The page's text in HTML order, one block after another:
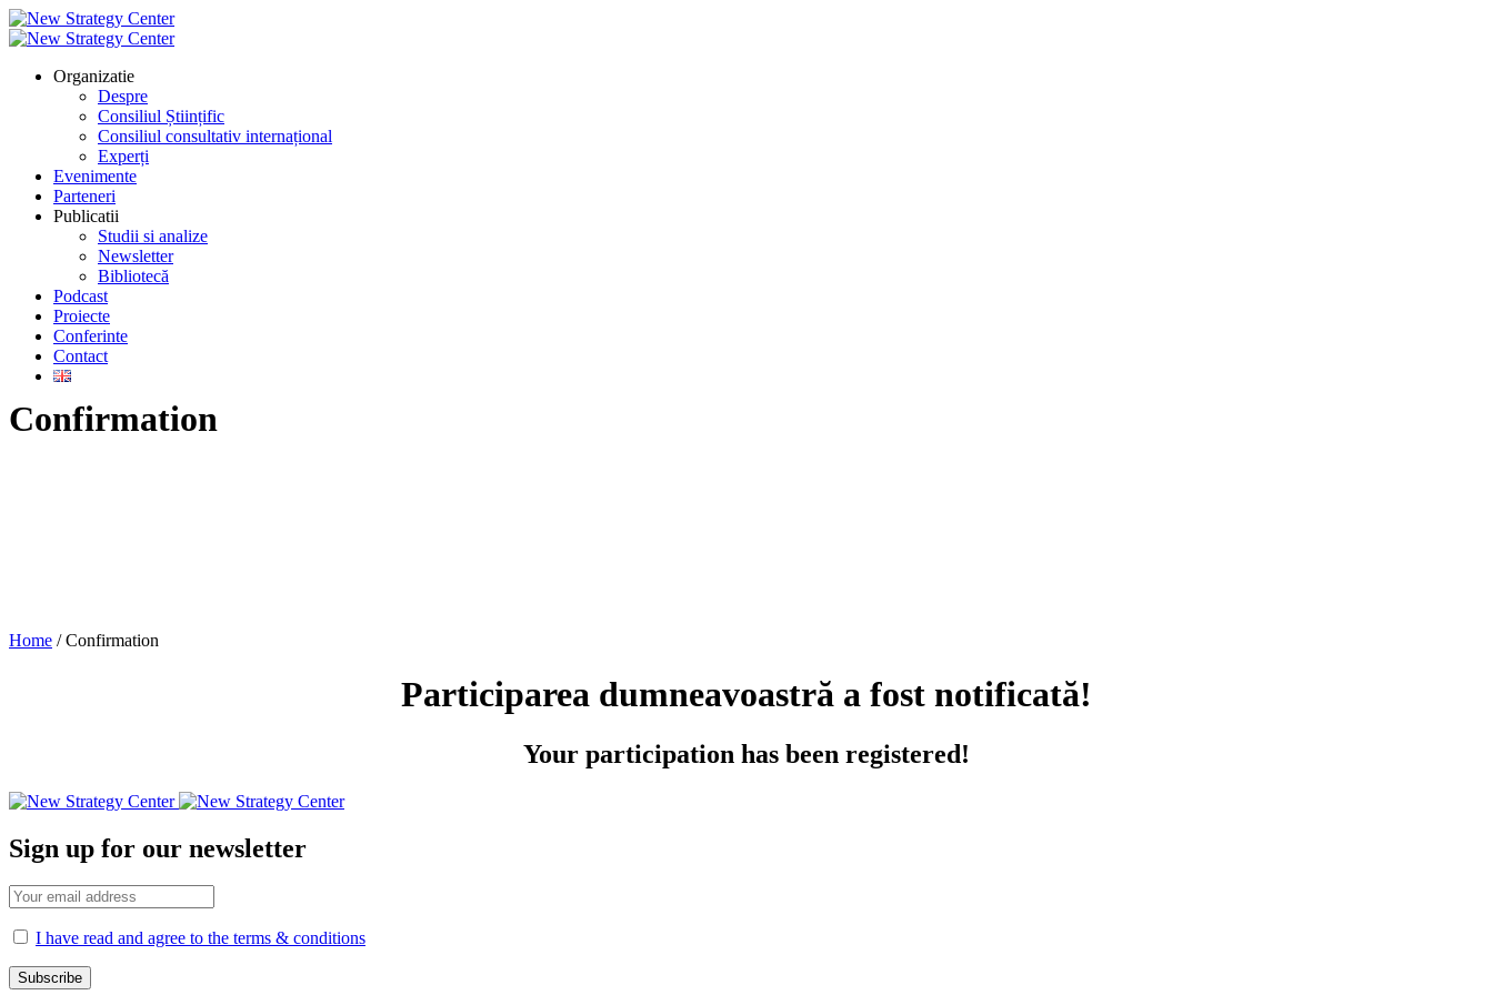
Organizatie
Despre
Consiliul Științific
Consiliul consultativ internațional
Experți
Evenimente
Parteneri
Publicatii
Studii si analize
Newsletter
Bibliotecă
Podcast
Proiecte
Conferinte
Contact
Confirmation
Home /Confirmation
Participarea dumneavoastră a fost notificată!
Your participation has been registered!
Sign up for our newsletter
I have read and agree to the terms & conditions